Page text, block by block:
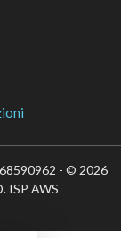
- © 2026
ISP AWS